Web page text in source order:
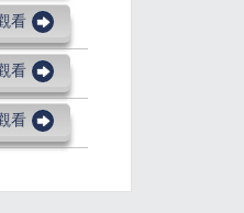
看
看
看